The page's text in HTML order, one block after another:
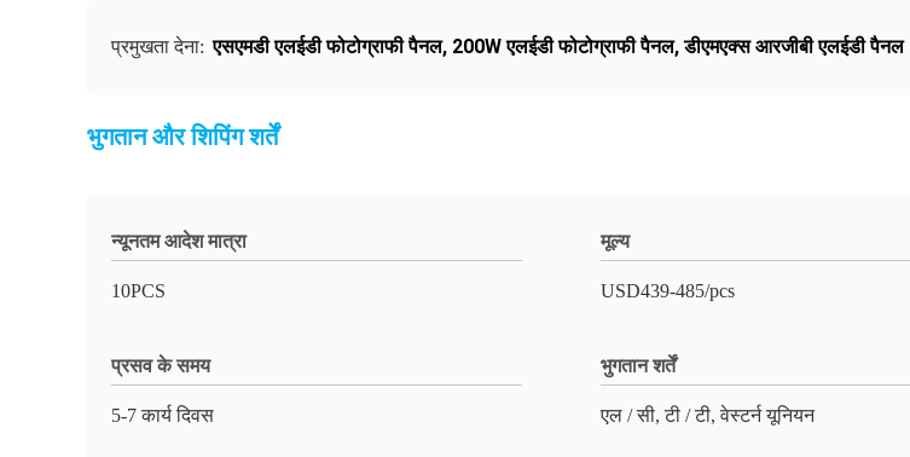
प्रमुखता देना: एसएमडी एलईडी फोटोग्राफी पैनल, 200W एलईडी फोटोग्राफी पैनल,डीएमएक्स आरजीबी एलईडी पैनल
भुगतान और शिपिंग शर्तें
न्यूनतम आदेश मात्रा
10PCS
मूल्य
USD439-485/pcs
प्रसव के समय
5-7 कार्य दिवस
भुगतान शर्तें
एल / सी, टी / टी, वेस्टर्न यूनियन